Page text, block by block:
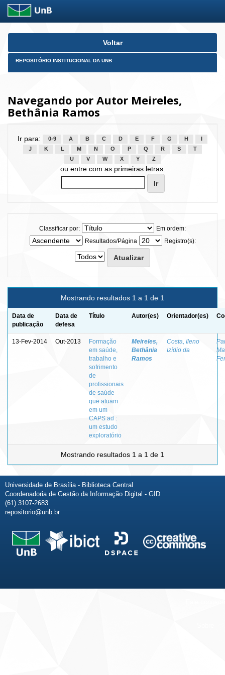
Skip
Voltar
REPOSITÓRIO INSTITUCIONAL DA UNB
Navegando por Autor Meireles,
Bethânia Ramos
Ir para: 0-9 A B C D E F G H
J
K L M N O P Q R S
T
U
V W X Y Z
ou entre com as primeiras letras:
Classificar por:
Em ordem:
Resultados/Página
Registro(s):
Mostrando resultados 1 a 1 de 1
Data de
publicação
Data de
defesa
Título Autor(es) Orientador(es)
13-Fev-2014 Out-2013
Formação
em saúde,
trabalho e
sofrimento
de
profissionais
de saúde
que atuam
em um
CAPS ad :
um estudo
exploratório
Meireles,
Bethânia
Ramos
Costa, Ileno
Izídio da
Mostrando resultados 1 a 1 de 1
Universidade de Brasília - Biblioteca Central
Coordenadoria de Gestão da Informação Digital - GID
(61) 3107-2683
repositorio@unb.br